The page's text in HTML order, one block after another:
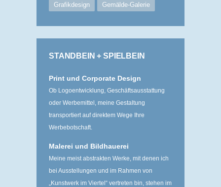
Grafikdesign Gemälde-Galerie
STANDBEIN + SPIELBEIN
Print und Corporate Design
Ob Logoentwicklung, Geschäftsausstattung
oder Werbemittel, meine Gestaltung
transportiert auf direktem Wege Ihre
Werbebotschaft.
Malerei und Bildhauerei
Meine meist abstrakten Werke, mit denen ich
bei Ausstellungen und im Rahmen von
„Kunstwerk im Viertel“ ­vertreten bin, stehen im